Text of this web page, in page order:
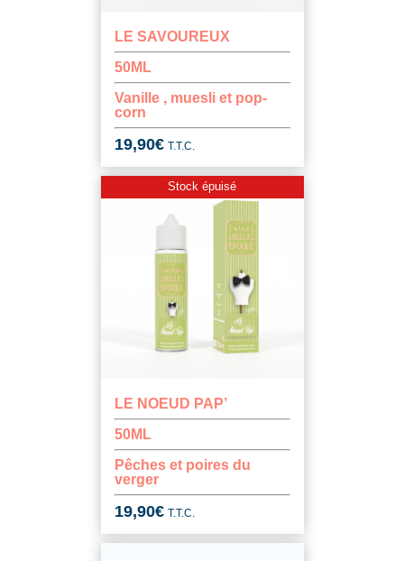
LE SAVOUREUX
50ML
Vanille , muesli et pop-
corn
19,90€ T.T.C.
Stock épuisé
LE NOEUD PAP’
50ML
Pêches et poires du
verger
19,90€ T.T.C.